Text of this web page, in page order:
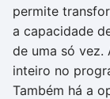
permite
a capacidade
de uma só vez.
inteiro no
Também há a